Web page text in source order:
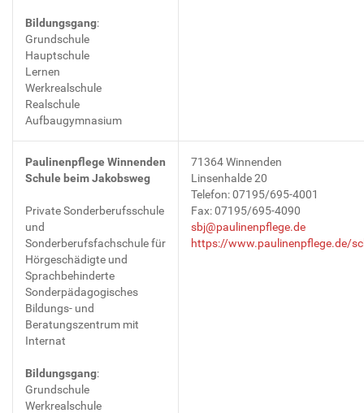
Bildungsgang:
Grundschule
Hauptschule
Lernen
Werkrealschule
Realschule
Aufbaugymnasium
PaulinenpflegeWinnenden
Schule beim Jakobsweg
Private Sonderberufsschule
und
Sonderberufsfachschule für
Hörgeschädigte und
Sprachbehinderte
Sonderpädagogisches
Bildungs- und
Beratungszentrum mit
Internat
Bildungsgang:
Grundschule
Werkrealschule
71364 Winnenden
Linsenhalde 20
Telefon: 07195/695-4001
Fax: 07195/695-4090
sbj@paulinenpflege.de
https://www.paulinenpflege.de/